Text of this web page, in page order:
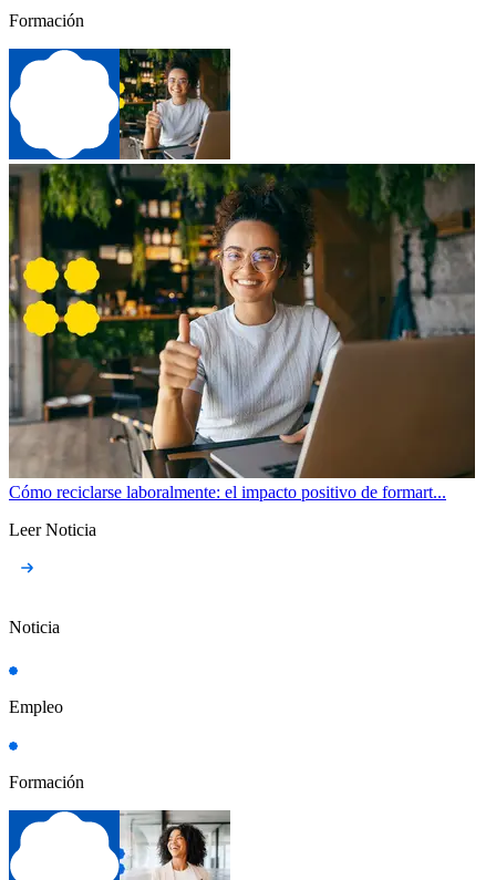
Formación
Cómo reciclarse laboralmente: el impacto positivo de formart...
Leer Noticia
Noticia
Empleo
Formación